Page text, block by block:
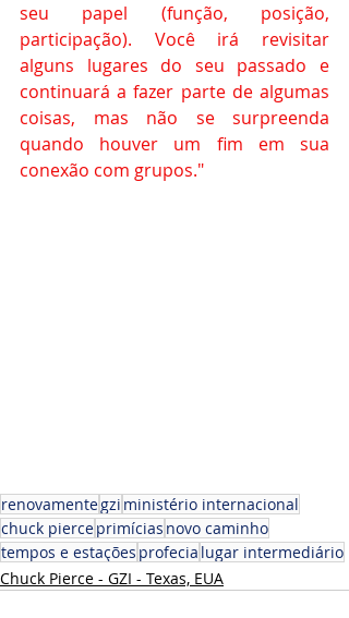
seu papel (função, posição,
participação). Você irá revisitar
alguns lugares do seu passado e
continuará a fazer parte de algumas
coisas, mas não se surpreenda
quando houver um fim em sua
conexão com grupos."
renovamentegzi ministério internacional
chuck pierceprimícias novo caminho
tempos e estações profecia lugar intermediário
Chuck Pierce - GZI - Texas, EUA